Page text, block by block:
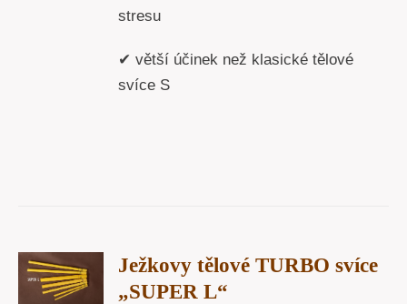
stresu
✔ větší účinek než klasické tělové
svíce S
Ježkovy tělové TURBO svíce
„SUPER L“